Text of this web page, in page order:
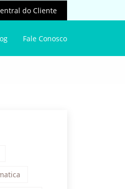
do Cliente
Fale Conosco